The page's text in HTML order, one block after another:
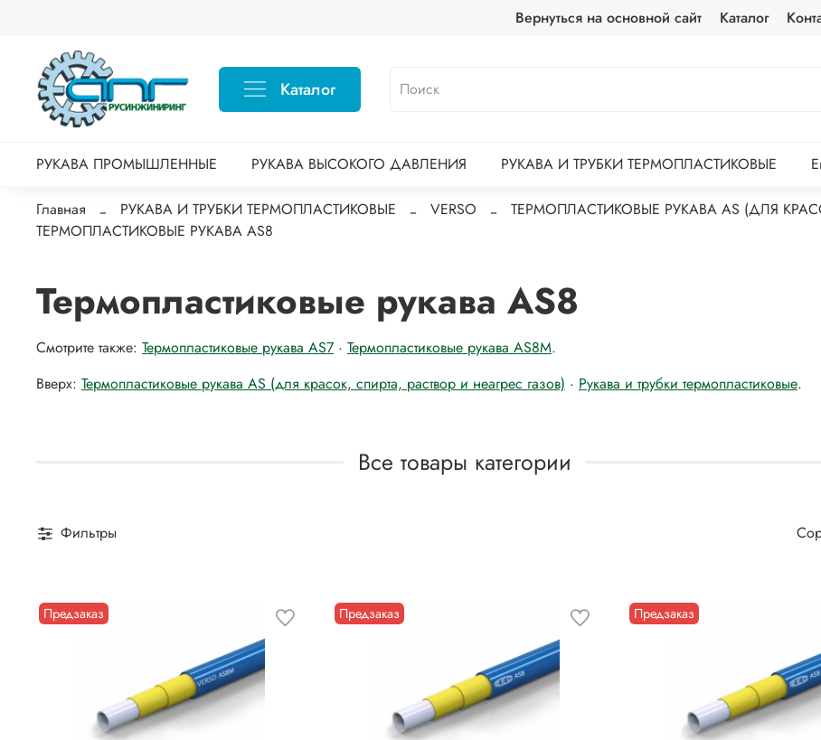
Вернуться на основной сайт Каталог
Каталог
РУКАВА ПРОМЫШЛЕННЫЕ РУКАВА ВЫСОКОГО ДАВЛЕНИЯ РУКАВА И ТРУБКИ ТЕРМОПЛАСТИКОВЫЕ
Главная РУКАВА И ТРУБКИ ТЕРМОПЛАСТИКОВЫЕ VERSO
ТЕРМОПЛАСТИКОВЫЕ РУКАВА AS (ДЛЯ
ТЕРМОПЛАСТИКОВЫЕ РУКАВА AS8
Термопластиковые рукава AS8
Смотрите также: Термопластиковые рукава AS7 · Термопластиковые рукава AS8M.
Вверх: Термопластиковые рукава AS (для красок, спирта, раствор и неагрес газов) · Рукава и трубки термопластиковые.
Все товары категории
Фильтры
Предзаказ Предзаказ Предзаказ